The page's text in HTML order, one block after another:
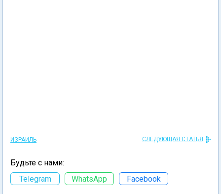
ИЗРАИЛЬ СЛЕДУЮЩАЯ СТАТЬЯ
Будьте с нами:
Telegram
WhatsApp Facebook